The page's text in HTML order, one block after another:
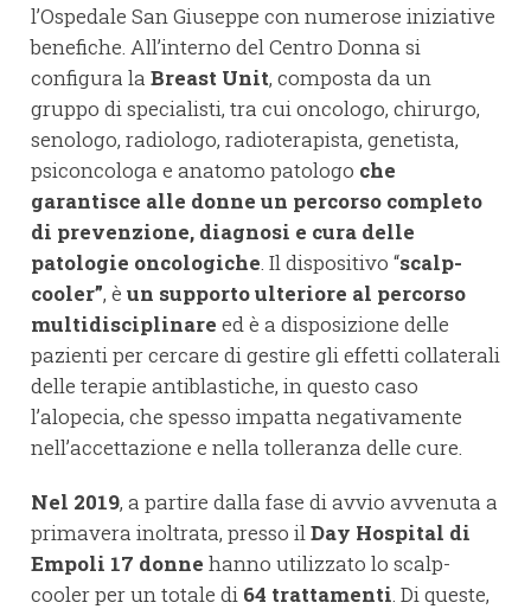
l’Ospedale San Giuseppe con numerose iniziative
benefiche. All’interno del Centro Donna si
configura la Breast Unit, composta da un
gruppo di specialisti, tra cui oncologo, chirurgo,
senologo, radiologo, radioterapista, genetista,
psiconcologa e anatomo patologo che
garantisce alle donne un percorso completo
di prevenzione, diagnosi e cura delle
patologie oncologiche. Il dispositivo “scalp-
cooler”, è un supporto ulteriore al percorso
multidisciplinare ed è a disposizione delle
pazienti per cercare di gestire gli effetti collaterali
delle terapie antiblastiche, in questo caso
l’alopecia, che spesso impatta negativamente
nell’accettazione e nella tolleranza delle cure.
Nel 2019, a partire dalla fase di avvio avvenuta a
primavera inoltrata, presso ilDay Hospital di
Empoli 17 donne hanno utilizzato lo scalp-
cooler per un totale di 64 trattamenti. Di queste,